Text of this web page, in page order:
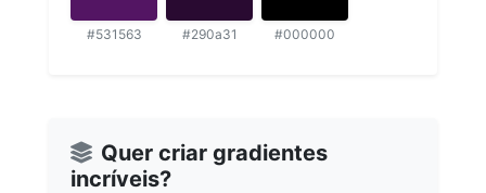
#531563 #290a31 #000000
Quer criar gradientes
incríveis?